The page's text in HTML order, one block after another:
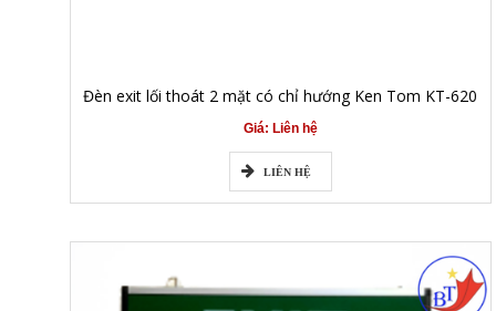
Đèn exit lối thoát 2 mặt có chỉ hướng Ken Tom KT-620
Giá: Liên hệ
LIÊN HỆ